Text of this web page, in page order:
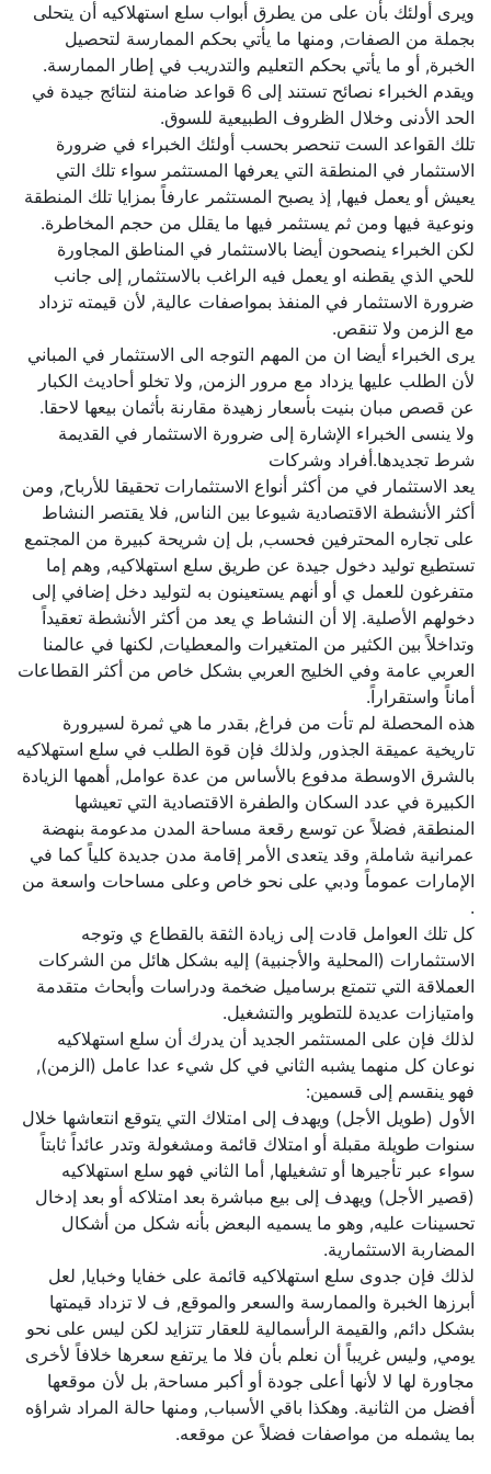
ويرى أولئك بأن على من يطرق أبواب سلع استهلاكيه أن يتحلى
بجملة من الصفات, ومنها ما يأتي بحكم الممارسة لتحصيل
الخبرة, أو ما يأتي بحكم التعليم والتدريب في إطار الممارسة.
ويقدم الخبراء نصائح تستند إلى 6 قواعد ضامنة لنتائج جيدة في
الحد الأدنى وخلال الظروف الطبيعية للسوق.
تلك القواعد الست تنحصر بحسب أولئك الخبراء في ضرورة
الاستثمار في المنطقة التي يعرفها المستثمر سواء تلك التي
يعيش أو يعمل فيها, إذ يصبح المستثمر عارفاً بمزايا تلك المنطقة
ونوعية فيها ومن ثم يستثمر فيها ما يقلل من حجم المخاطرة.
لكن الخبراء ينصحون أيضا بالاستثمار في المناطق المجاورة
للحي الذي يقطنه او يعمل فيه الراغب بالاستثمار, إلى جانب
ضرورة الاستثمار في المنفذ بمواصفات عالية, لأن قيمته تزداد
مع الزمن ولا تنقص.
يرى الخبراء أيضا ان من المهم التوجه الى الاستثمار في المباني
لأن الطلب عليها يزداد مع مرور الزمن, ولا تخلو أحاديث الكبار
عن قصص مبان بنيت بأسعار زهيدة مقارنة بأثمان بيعها لاحقا.
ولا ينسى الخبراء الإشارة إلى ضرورة الاستثمار في القديمة
شرط تجديدها.أفراد وشركات
يعد الاستثمار في من أكثر أنواع الاستثمارات تحقيقا للأرباح, ومن
أكثر الأنشطة الاقتصادية شيوعا بين الناس, فلا يقتصر النشاط
على تجاره المحترفين فحسب, بل إن شريحة كبيرة من المجتمع
تستطيع توليد دخول جيدة عن طريق سلع استهلاكيه, وهم إما
متفرغون للعمل ي أو أنهم يستعينون به لتوليد دخل إضافي إلى
دخولهم الأصلية. إلا أن النشاط ي يعد من أكثر الأنشطة تعقيداً
وتداخلاً بين الكثير من المتغيرات والمعطيات, لكنها في عالمنا
العربي عامة وفي الخليج العربي بشكل خاص من أكثر القطاعات
أماناً واستقراراً.
هذه المحصلة لم تأت من فراغ, بقدر ما هي ثمرة لسيرورة
تاريخية عميقة الجذور, ولذلك فإن قوة الطلب في سلع استهلاكيه
بالشرق الاوسطة مدفوع بالأساس من عدة عوامل, أهمها الزيادة
الكبيرة في عدد السكان والطفرة الاقتصادية التي تعيشها
المنطقة, فضلاً عن توسع رقعة مساحة المدن مدعومة بنهضة
عمرانية شاملة, وقد يتعدى الأمر إقامة مدن جديدة كلياً كما في
الإمارات عموماً ودبي على نحو خاص وعلى مساحات واسعة من
كل تلك العوامل قادت إلى زيادة الثقة بالقطاع ي وتوجه
الاستثمارات (المحلية والأجنبية) إليه بشكل هائل من الشركات
العملاقة التي تتمتع برساميل ضخمة ودراسات وأبحاث متقدمة
وامتيازات عديدة للتطوير والتشغيل.
لذلك فإن على المستثمر الجديد أن يدرك أن سلع استهلاكيه
نوعان كل منهما يشبه الثاني في كل شيء عدا عامل (الزمن),
فهو ينقسم إلى قسمين:
الأول (طويل الأجل) ويهدف إلى امتلاك التي يتوقع انتعاشها خلال
سنوات طويلة مقبلة أو امتلاك قائمة ومشغولة وتدر عائداً ثابتاً
سواء عبر تأجيرها أو تشغيلها, أما الثاني فهو سلع استهلاكيه
(قصير الأجل) ويهدف إلى بيع مباشرة بعد امتلاكه أو بعد إدخال
تحسينات عليه, وهو ما يسميه البعض بأنه شكل من أشكال
المضاربة الاستثمارية.
لذلك فإن جدوى سلع استهلاكيه قائمة على خفايا وخبايا, لعل
أبرزها الخبرة والممارسة والسعر والموقع, ف لا تزداد قيمتها
بشكل دائم, والقيمة الرأسمالية للعقار تتزايد لكن ليس على نحو
يومي, وليس غريباً أن نعلم بأن فلا ما يرتفع سعرها خلافاً لأخرى
مجاورة لها لا لأنها أعلى جودة أو أكبر مساحة, بل لأن موقعها
أفضل من الثانية. وهكذا باقي الأسباب, ومنها حالة المراد شراؤه
بما يشمله من مواصفات فضلاً عن موقعه.